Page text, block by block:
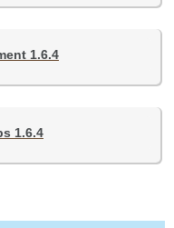
1.6.4
1.6.4